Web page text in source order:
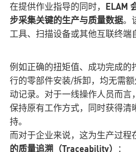
在提供作业指导的同时， ELAM
步采集关键的生产与质量数据。
工具、扫描设备或其他互联终端
例如正确的扭矩值、成功完成的
行的零部件安装/拆卸，均无需
动记录。对于一线操作人员而言
保持原有工作方式，同时获得清
持。
而对于企业来说，这为生产过程
的质量追溯（Traceability）
：